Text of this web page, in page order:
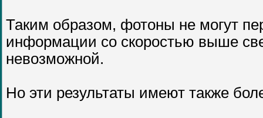
Таким образом, фотоны не могут
информации со скоростью выше
невозможной.
Но эти результаты имеют также